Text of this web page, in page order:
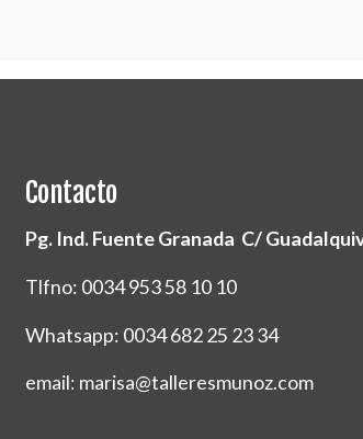
Contacto
Pg. Ind. Fuente Granada C/
Tlfno: 0034 953 58 10 10
Whatsapp: 0034 682 25 23 34
email: marisa@talleresmunoz.com